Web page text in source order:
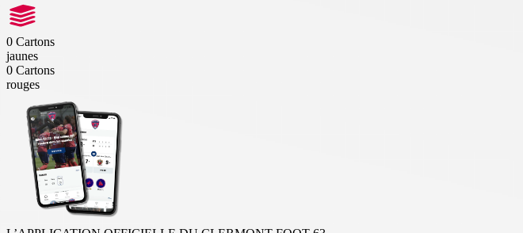
0 Cartons
jaunes
0 Cartons
rouges